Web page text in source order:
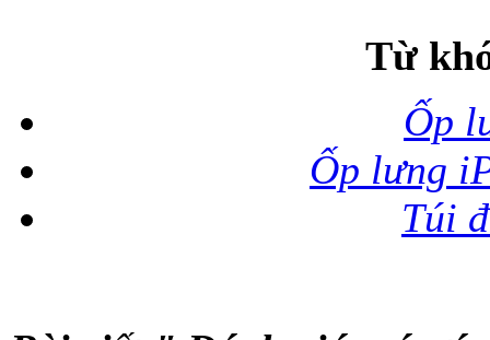
Từ
Ốp
Ốp lưng
Túi